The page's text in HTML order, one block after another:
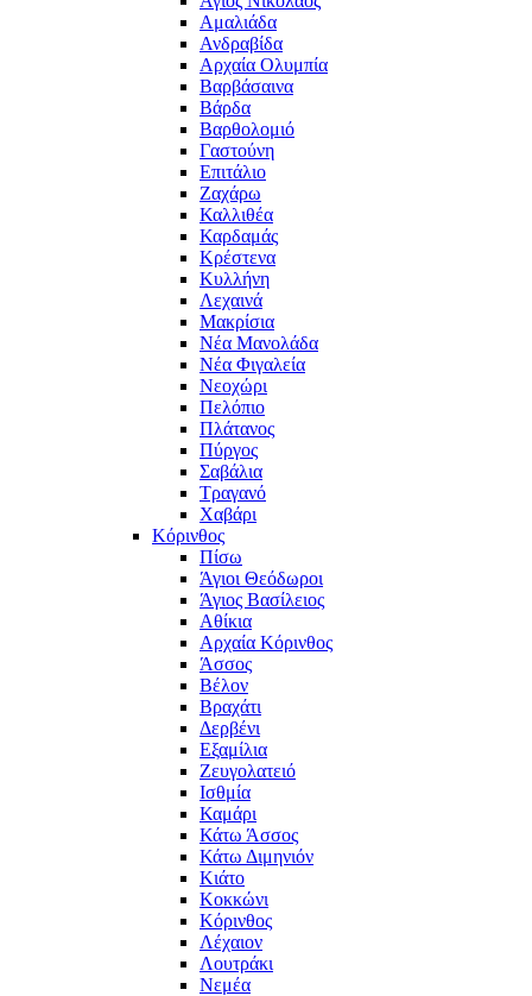
Αμαλιάδα
Ανδραβίδα
Αρχαία Ολυμπία
Βαρβάσαινα
Βάρδα
Βαρθολομιό
Γαστούνη
Επιτάλιο
Ζαχάρω
Καλλιθέα
Καρδαμάς
Κρέστενα
Κυλλήνη
Λεχαινά
Μακρίσια
Νέα Μανολάδα
Νέα Φιγαλεία
Νεοχώρι
Πελόπιο
Πλάτανος
Πύργος
Σαβάλια
Τραγανό
Χαβάρι
Κόρινθος
Πίσω
Άγιοι Θεόδωροι
Άγιος Βασίλειος
Αθίκια
Αρχαία Κόρινθος
Άσσος
Βέλον
Βραχάτι
Δερβένι
Εξαμίλια
Ζευγολατειό
Ισθμία
Καμάρι
Κάτω Άσσος
Κάτω Διμηνιόν
Κιάτο
Κοκκώνι
Κόρινθος
Λέχαιον
Λουτράκι
Νεμέα